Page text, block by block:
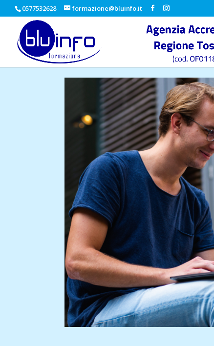
0577532628 formazione@bluinfo.it